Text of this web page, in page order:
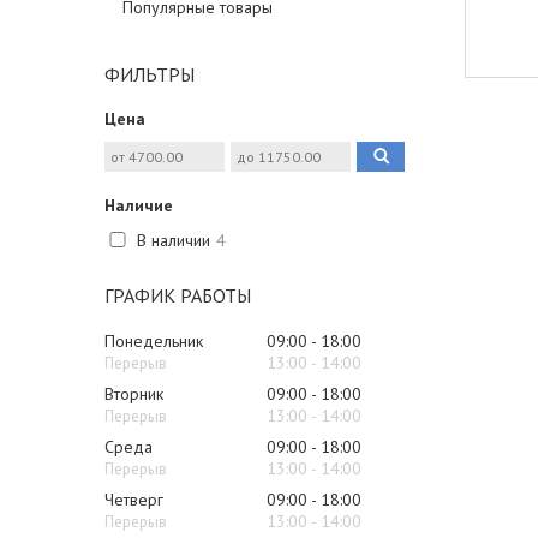
Популярные товары
ФИЛЬТРЫ
Цена
Наличие
В наличии 4
ГРАФИК РАБОТЫ
Понедельник 09:00
18:00
13:00
14:00
Вторник
09:00
18:00
13:00
14:00
Среда
09:00
18:00
13:00
14:00
Четверг
09:00
18:00
13:00
14:00